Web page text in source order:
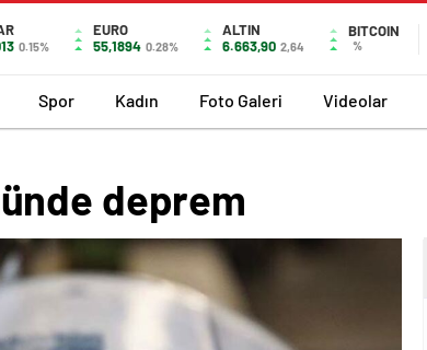
0.15%
EURO
55,1894 0.28%
ALTIN
6.663,90 2,64
BITCOIN
%
Spor Kadın Foto Galeri Videolar
deprem